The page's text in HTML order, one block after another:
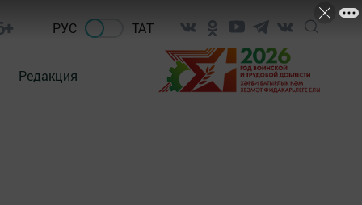
РУС ТАТ
Редакция